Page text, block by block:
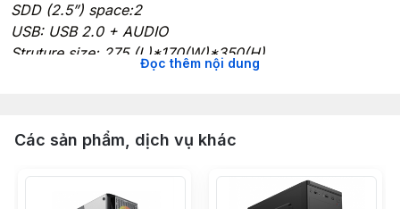
SDD (2.5”) space:2
USB: USB 2.0 + AUDIO
Struture size: 275 (L)*170(W)*350(H)
Support: Micro ATX/Mini ATX
Đọc thêm nội dung
Các sản phẩm, dịch vụ khác